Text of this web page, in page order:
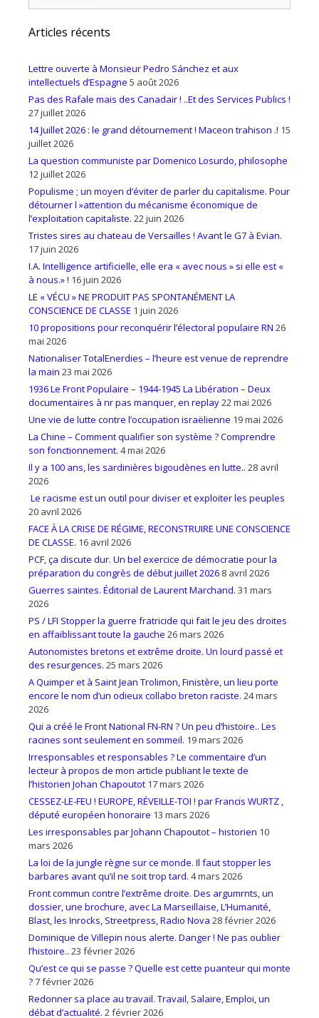
Articles récents
Lettre ouverte à Monsieur Pedro Sánchez et aux
intellectuels d’Espagne 5 août 2026
Pas des Rafale mais des Canadair ! ..Et des Services Publics !
27 juillet 2026
14 Juillet 2026 : le grand détournement ! Maceon trahison .! 15
juillet 2026
La question communiste par Domenico Losurdo, philosophe
12 juillet 2026
Populisme ; un moyen d’éviter de parler du capitalisme. Pour
détourner l »attention du mécanisme économique de
l’exploitation capitaliste. 22 juin 2026
Tristes sires au chateau de Versailles ! Avant le G7 à Evian.
17 juin 2026
I.A. Intelligence artificielle, elle era « avec nous » si elle est «
à nous.» ! 16 juin 2026
LE « VÉCU » NE PRODUIT PAS SPONTANÉMENT LA
CONSCIENCE DE CLASSE 1 juin 2026
10 propositions pour reconquérir l’électoral populaire RN 26
mai 2026
Nationaliser TotalEnerdies – l’heure est venue de reprendre
la main 23 mai 2026
1936 Le Front Populaire – 1944-1945 La Libération – Deux
documentaires à nr pas manquer, en replay22 mai 2026
Une vie de lutte contre l’occupation israëlienne 19 mai 2026
La Chine – Comment qualifier son système ? Comprendre
son fonctionnement. 4 mai 2026
Il y a 100 ans, les sardinières bigoudènes en lutte.. 28 avril
2026
Le racisme est un outil pour diviser et exploiter les peuples
20 avril 2026
FACE À LA CRISE DE RÉGIME, RECONSTRUIRE UNE CONSCIENCE
DE CLASSE. 16 avril 2026
PCF, ça discute dur. Un bel exercice de démocratie pour la
préparation du congrès de début juillet 2026 8 avril 2026
Guerres saintes. Éditorial de Laurent Marchand. 31 mars
2026
PS / LFI Stopper la guerre fratricide qui fait le jeu des droites
en affaiblissant toute la gauche 26 mars 2026
Autonomistes bretons et extrême droite. Un lourd passé et
des resurgences. 25 mars 2026
A Quimper et à Saint Jean Trolimon, Finistère, un lieu porte
encore le nom d’un odieux collabo breton raciste. 24 mars
2026
Qui a créé le Front National FN-RN ? Un peu d’histoire.. Les
racines sont seulement en sommeil. 19 mars 2026
Irresponsables et responsables ? Le commentaire d’un
lecteur à propos de mon article publiant le texte de
l’historien Johan Chapoutot 17 mars 2026
CESSEZ-LE-FEU ! EUROPE, RÉVEILLE-TOI ! par Francis WURTZ ,
député européen honoraire 13 mars 2026
Les irresponsables par Johann Chapoutot – historien 10
mars 2026
La loi de la jungle règne sur ce monde. Il faut stopper les
barbares avant qu’il ne soit trop tard. 4 mars 2026
Front commun contre l’extrême droite. Des argumrnts, un
dossier, une brochure, avec La Marseillaise, L’Humanité,
Blast, les Inrocks, Streetpress, Radio Nova 28 février 2026
Dominique de Villepin nous alerte. Danger ! Ne pas oublier
l’histoire.. 23 février 2026
Qu’est ce qui se passe ? Quelle est cette puanteur qui monte
?7 février 2026
Redonner sa place au travail. Travail, Salaire, Emploi, un
débat d’actualité. 2 février 2026